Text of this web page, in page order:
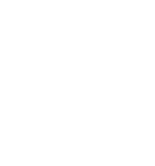
a predaj cez